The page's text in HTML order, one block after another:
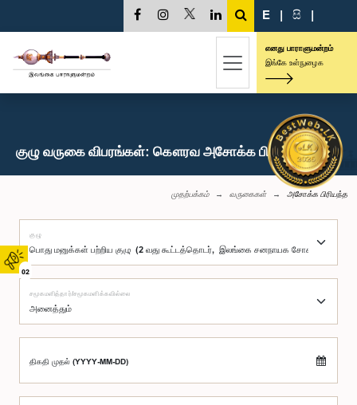
02
E | සි |
எனது பாராளுமன்றம்
இங்கே உள்நுழைக
குழு வருகை விபரங்கள்: கௌரவ அசோக்க பிரியந்த, பா.உ.
முதற்பக்கம் வருகைகள் அசோக்க பிரியந்த
குழு
சமூகமளித்தார்/சமூகமளிக்கவில்லை
திகதி முதல் (YYYY-MM-DD)